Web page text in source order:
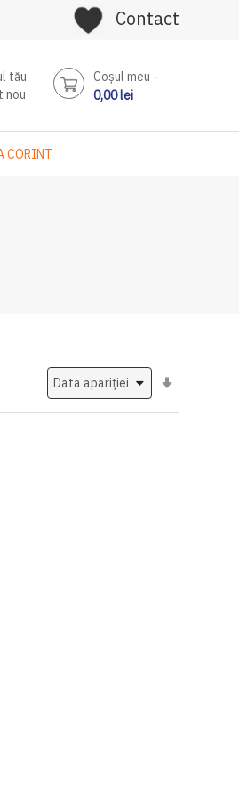
Contact
tău
nou
Coşul meu
0,00 lei
CORINT